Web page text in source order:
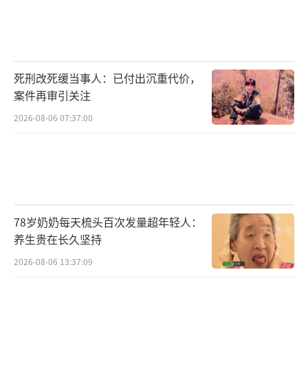
死刑改死缓当事人：已付出沉重代价，
案件再审引关注
2026-08-06 07:37:00
78岁奶奶每天梳头百次发量超年轻人：
养生贵在长久坚持
2026-08-06 13:37:09